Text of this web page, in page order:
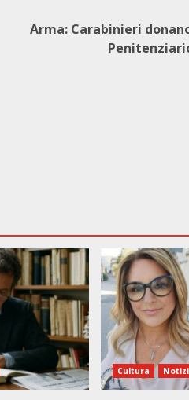
Arma: Carabinieri
Cultura